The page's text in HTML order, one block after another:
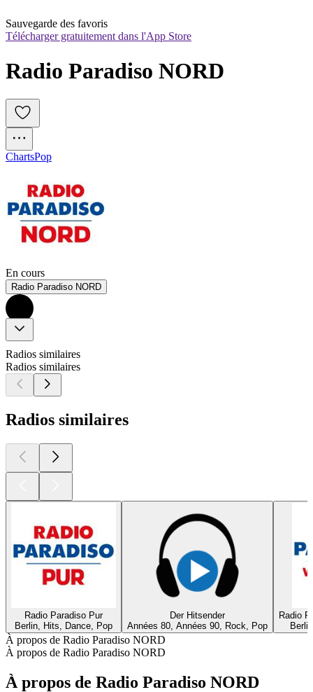
Sauvegarde des favoris
Télécharger gratuitement dans l'App Store
Radio Paradiso NORD
ChartsPop
En cours
Radio Paradiso NORD
Radios similaires
Radios similaires
Radios similaires
Radio Paradiso Pur
Berlin, Hits, Dance, Pop
Der Hitsender
Années 80, Années 90, Rock, Pop
Radio
À propos de Radio Paradiso NORD
À propos de Radio Paradiso NORD
À propos de Radio Paradiso NORD